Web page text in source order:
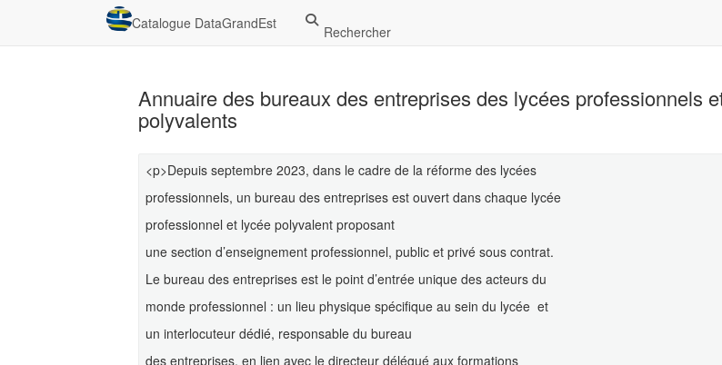
Catalogue DataGrandEst Rechercher
Annuaire des bureaux des entreprises des lycées professionnels
polyvalents
<p>Depuis septembre 2023, dans le cadre de la réforme des lycées
professionnels, un bureau des entreprises est ouvert dans chaque lycée
professionnel et lycée polyvalent proposant
une section d’enseignement professionnel, public et privé sous contrat.
Le bureau des entreprises est le point d’entrée unique des acteurs du
monde professionnel : un lieu physique spécifique au sein du lycée et
un interlocuteur dédié, responsable du bureau
des entreprises, en lien avec le directeur délégué aux formations